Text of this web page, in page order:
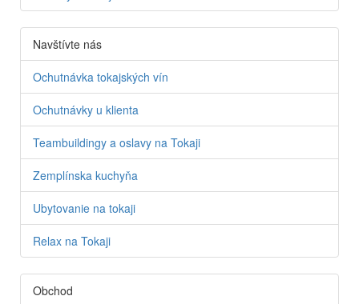
Navštívte nás
Ochutnávka tokajských vín
Ochutnávky u klienta
Teambuildingy a oslavy na Tokaji
Zemplínska kuchyňa
Ubytovanie na tokaji
Relax na Tokaji
Obchod